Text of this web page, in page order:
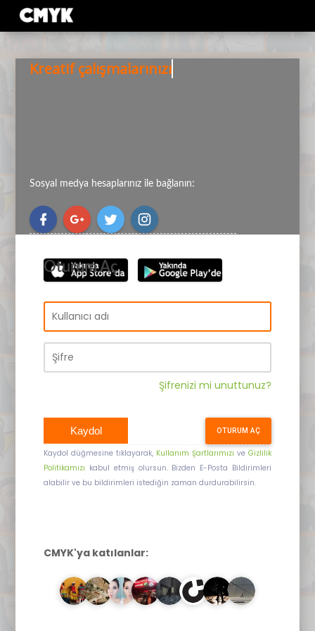
Hoş geldiniz!
Kreatif çalışmalarınızı
Sosyal medya hesaplarınız ile bağlanın:
Oturum Aç
Şifrenizi mi unuttunuz?
Kaydol OTURUM AÇ
Kaydol düğmesine tıklayarak, Kullanım Şartlarımızı ve Gizlilik
Politikamızı kabul etmiş olursun. Bizden E-Posta Bildirimleri
alabilir ve bu bildirimleri istediğin zaman durdurabilirsin.
CMYK'ya katılanlar: